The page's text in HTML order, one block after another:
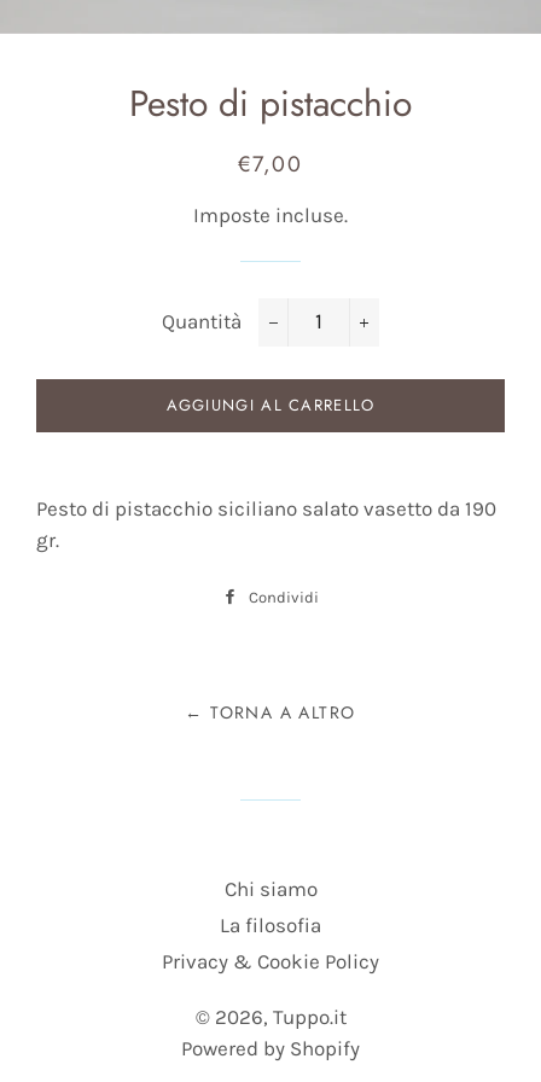
Pesto di pistacchio
Prezzo
listino
Prezzo
€7,00
Imposte incluse.
Quantità
AGGIUNGI AL CARRELLO
Pesto di pistacchio siciliano salato vasetto da 190
gr.
Condividi
← TORNA A ALTRO
Chi siamo
La filosofia
Privacy & Cookie Policy
© 2026, Tuppo.it
Powered by Shopify